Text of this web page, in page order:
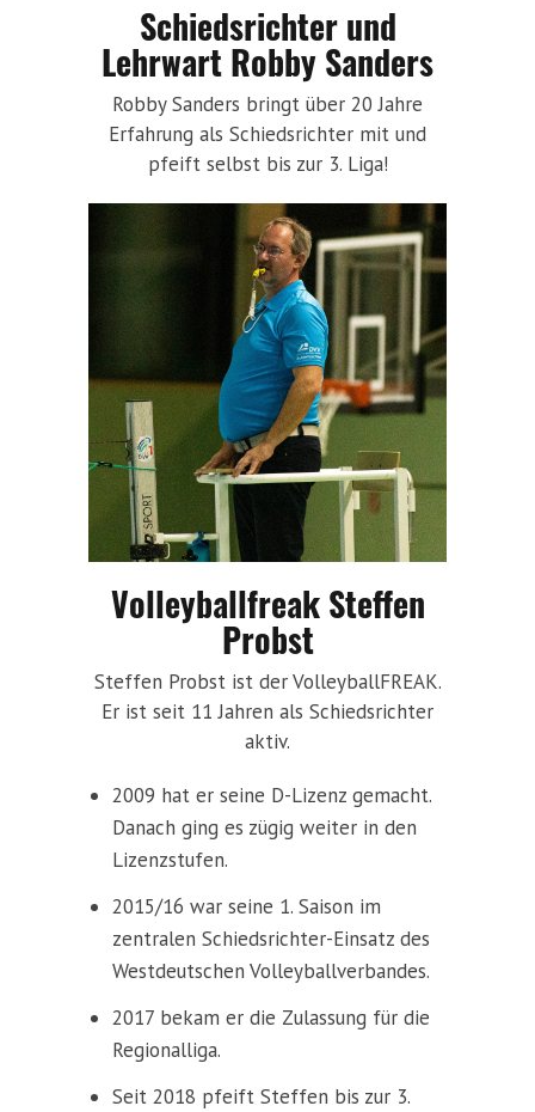
Schiedsrichter und
Lehrwart Robby Sanders
Robby Sanders bringt über 20 Jahre
Erfahrung als Schiedsrichter mit und
pfeift selbst bis zur 3. Liga!
Volleyballfreak Steffen
Probst
Steffen Probst ist der VolleyballFREAK.
Er ist seit 11 Jahren als Schiedsrichter
aktiv.
2009 hat er seine D-Lizenz gemacht.
Danach ging es zügig weiter in den
Lizenzstufen.
2015/16 war seine 1. Saison im
zentralen Schiedsrichter-Einsatz des
Westdeutschen Volleyballverbandes.
2017 bekam er die Zulassung für die
Regionalliga.
Seit 2018 pfeift Steffen bis zur 3.